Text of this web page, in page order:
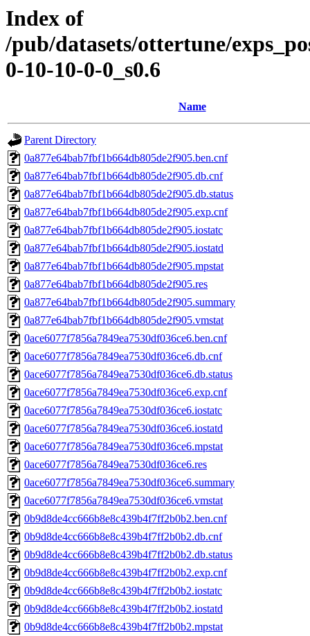
Index of
/pub/datasets/ottertune/
0-10-10-0-0_s0.6
Name
Parent Directory
0a877e64bab7fbf1b664db805de2f905.ben.cnf
0a877e64bab7fbf1b664db805de2f905.db.cnf
0a877e64bab7fbf1b664db805de2f905.db.status
0a877e64bab7fbf1b664db805de2f905.exp.cnf
0a877e64bab7fbf1b664db805de2f905.iostatc
0a877e64bab7fbf1b664db805de2f905.iostatd
0a877e64bab7fbf1b664db805de2f905.mpstat
0a877e64bab7fbf1b664db805de2f905.res
0a877e64bab7fbf1b664db805de2f905.summary
0a877e64bab7fbf1b664db805de2f905.vmstat
0ace6077f7856a7849ea7530df036ce6.ben.cnf
0ace6077f7856a7849ea7530df036ce6.db.cnf
0ace6077f7856a7849ea7530df036ce6.db.status
0ace6077f7856a7849ea7530df036ce6.exp.cnf
0ace6077f7856a7849ea7530df036ce6.iostatc
0ace6077f7856a7849ea7530df036ce6.iostatd
0ace6077f7856a7849ea7530df036ce6.mpstat
0ace6077f7856a7849ea7530df036ce6.res
0ace6077f7856a7849ea7530df036ce6.summary
0ace6077f7856a7849ea7530df036ce6.vmstat
0b9d8de4cc666b8e8c439b4f7ff2b0b2.ben.cnf
0b9d8de4cc666b8e8c439b4f7ff2b0b2.db.cnf
0b9d8de4cc666b8e8c439b4f7ff2b0b2.db.status
0b9d8de4cc666b8e8c439b4f7ff2b0b2.exp.cnf
0b9d8de4cc666b8e8c439b4f7ff2b0b2.iostatc
0b9d8de4cc666b8e8c439b4f7ff2b0b2.iostatd
0b9d8de4cc666b8e8c439b4f7ff2b0b2.mpstat